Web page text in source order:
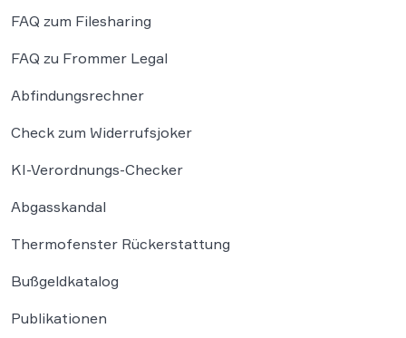
FAQ zum Filesharing
FAQ zu Frommer Legal
Abfindungsrechner
Check zum Widerrufsjoker
KI-Verordnungs-Checker
Abgasskandal
Thermofenster Rückerstattung
Bußgeldkatalog
Publikationen